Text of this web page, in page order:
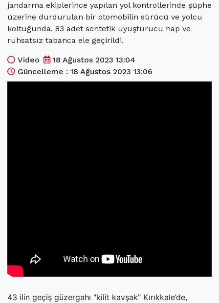
Ekonomi(current)
Spor(current)
(current)
Kültür Sanat (current)
jandarma ekiplerince yapılan yol kontrollerinde şüphe
üzerine durdurulan bir otomobilin sürücü ve yolcu
koltuğunda, 83 adet sentetik uyuşturucu hap ve
ruhsatsız tabanca ele geçirildi.
Video
18 Ağustos 2023 13:04
Güncelleme : 18 Ağustos 2023 13:06
43 ilin geçiş güzergahı "kilit kavşak" Kırıkkale’de,